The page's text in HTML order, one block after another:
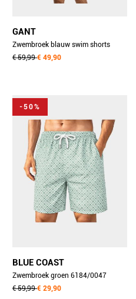
GANT
Zwembroek blauw swim shorts
920016000/401
€ 59,99€ 49,90
-50%
BLUE COAST
Zwembroek groen 6184/0047
€ 59,99€ 29,90